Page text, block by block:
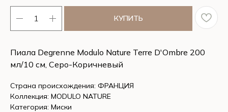
КУПИТЬ
Пиала Degrenne Modulo Nature Terre D'Ombre 200
мл/10 см, Серо-Коричневый
Страна происхождения: ФРАНЦИЯ
Коллекция: MODULO NATURE
Категория: Миски